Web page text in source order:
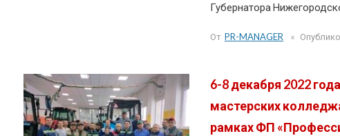
Губернатора
От PR-MANAGER
6-8 декабря 2022
мастерских
рамках ФП